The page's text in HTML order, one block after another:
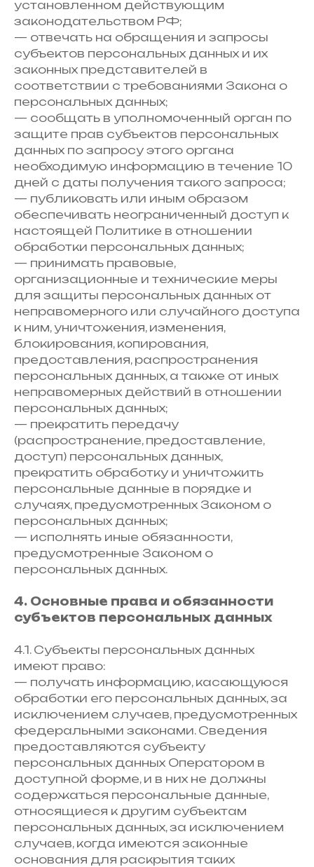
установленном действующим
законодательством РФ;
— отвечать на обращения и запросы
субъектов персональных данных и их
законных представителей в
соответствии с требованиями Закона о
персональных данных;
— сообщать в уполномоченный орган по
защите прав субъектов персональных
данных по запросу этого органа
необходимую информацию в течение 10
дней с даты получения такого запроса;
— публиковать или иным образом
обеспечивать неограниченный доступ к
настоящей Политике в отношении
обработки персональных данных;
— принимать правовые,
организационные и технические меры
для защиты персональных данных от
неправомерного или случайного доступа
к ним, уничтожения, изменения,
блокирования, копирования,
предоставления, распространения
персональных данных, а также от иных
неправомерных действий в отношении
персональных данных;
— прекратить передачу
(распространение, предоставление,
доступ) персональных данных,
прекратить обработку и уничтожить
персональные данные в порядке и
случаях, предусмотренных Законом о
персональных данных;
— исполнять иные обязанности,
предусмотренные Законом о
персональных данных.
4. Основные права и обязанности
субъектов персональных данных
4.1. Субъекты персональных данных
имеют право:
— получать информацию, касающуюся
обработки его персональных данных, за
исключением случаев, предусмотренных
федеральными законами. Сведения
предоставляются субъекту
персональных данных Оператором в
доступной форме, и в них не должны
содержаться персональные данные,
относящиеся к другим субъектам
персональных данных, за исключением
случаев, когда имеются законные
основания для раскрытия таких